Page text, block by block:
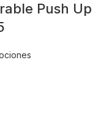
Push Up